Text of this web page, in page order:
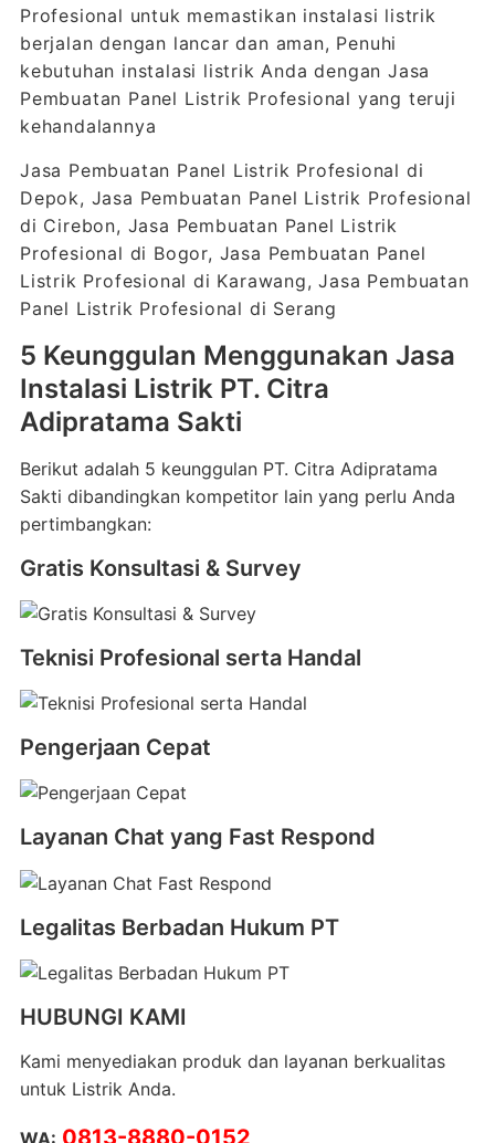
Profesional untuk memastikan instalasi listrik
berjalan dengan lancar dan aman, Penuhi
kebutuhan instalasi listrik Anda dengan Jasa
Pembuatan Panel Listrik Profesional yang teruji
kehandalannya
Jasa Pembuatan Panel Listrik Profesional di
Depok, Jasa Pembuatan Panel Listrik Profesional
di Cirebon, Jasa Pembuatan Panel Listrik
Profesional di Bogor, Jasa Pembuatan Panel
Listrik Profesional di Karawang, Jasa Pembuatan
Panel Listrik Profesional di Serang
5 Keunggulan Menggunakan Jasa
Instalasi Listrik PT. Citra
Adipratama Sakti
Berikut adalah 5 keunggulan PT. Citra Adipratama
Sakti dibandingkan kompetitor lain yang perlu Anda
pertimbangkan:
Gratis Konsultasi & Survey
Teknisi Profesional serta Handal
Pengerjaan Cepat
Layanan Chat yang Fast Respond
Legalitas Berbadan Hukum PT
HUBUNGI KAMI
Kami menyediakan produk dan layanan berkualitas
untuk Listrik Anda.
WA: 0813-8880-0152